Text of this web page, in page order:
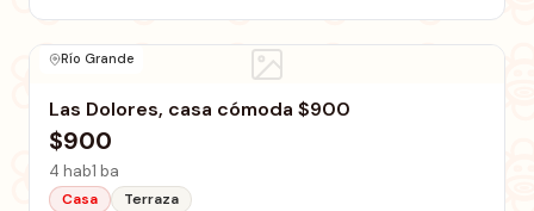
Río Grande
Las Dolores, casa cómoda $900
$900
4 hab1 ba
Casa Terraza